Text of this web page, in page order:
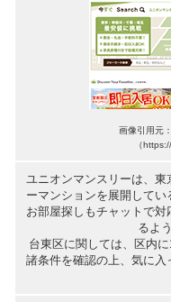
画像引用元
（
ユニオンマンスリーは、
ーマンションを展開してい
お部屋探しもチャットで
るよ
台東区に関しては、区内
諸条件を確認の上、気に入